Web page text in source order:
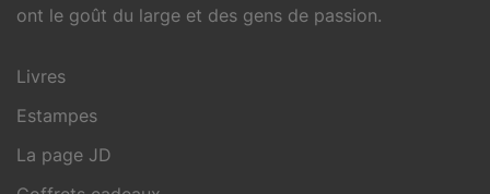
ont le goût du large et des gens de passion.
Livres
Estampes
La page JD